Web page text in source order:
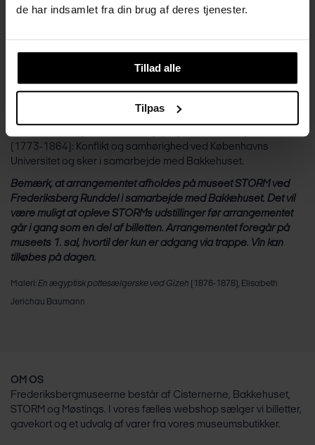
de har indsamlet fra din brug af deres tjenester.
Tillad alle
Tilpas
tyske forbindelser i dialog med lektor i tysk Anna Sandberg.
sætter fokus på to ekstravagante kvinder, der satte hvert sit
præg på 1800-tallets kulturliv: Elisabeth Jerichau Baumann og
tysk kultur i en guldalder, der ikke kun var harmoni, men også
præget af konflikter og politisering.
(1773-1864): Konflikt og samhørighed ved Københavns
Universitet og sker i samarbejde med Bakkehuset.
Bemærk, at arrangementet afholdes på museet STORM ved
Frederiksberg Runddel i samarbejde med Bakkehuset. Det vil
være muligt at opleve STORMs udstillinger før arrangementet
går i gang som en del af billetten. Arrangementet foregår på
museets 1. sal, hvortil der kun er adgang via trappe. Vin kan
tilkøbes på dagen.
Maleri:En ægyptisk pottesælgerske ved Gizeh (1876-1878), Elisabeth
Jerichau Baumann
OM OS
Frederiksbergmuseerne består af Cisternerne, Bakkehuset,
STORM og Møstings. I vores fælles webshop sælger vi billetter,
gavekort og et udvalg af varer fra vores museumsbutikker.